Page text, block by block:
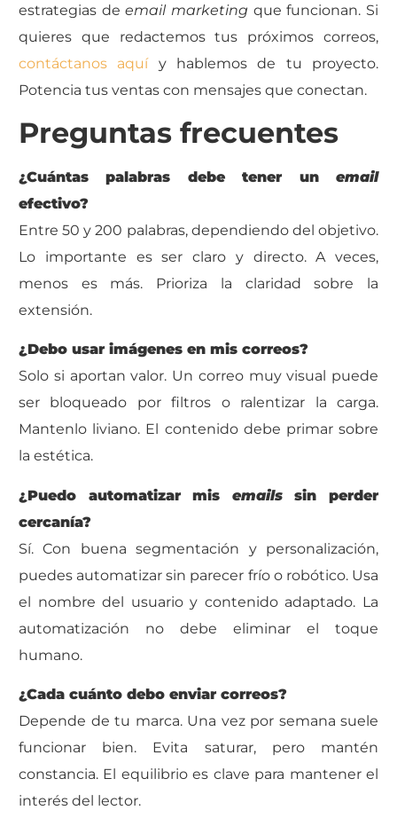
estrategias deemail marketing que funcionan. Si
quieres que redactemos tus próximos correos,
contáctanos aquíy hablemos de tu proyecto.
Potencia tus ventas con mensajes que conectan.
Preguntas frecuentes
¿Cuántas palabras debe tener un email
efectivo?
Entre 50 y 200 palabras, dependiendo del objetivo.
Lo importante es ser claro y directo. A veces,
menos es más. Prioriza la claridad sobre la
extensión.
¿Debo usar imágenes en mis correos?
Solo si aportan valor. Un correo muy visual puede
ser bloqueado por filtros o ralentizar la carga.
Mantenlo liviano. El contenido debe primar sobre
la estética.
¿Puedo automatizar mis emailssin perder
cercanía?
Sí. Con buena segmentación y personalización,
puedes automatizar sin parecer frío o robótico. Usa
el nombre del usuario y contenido adaptado. La
automatización no debe eliminar el toque
humano.
¿Cada cuánto debo enviar correos?
Depende de tu marca. Una vez por semana suele
funcionar bien. Evita saturar, pero mantén
constancia. El equilibrio es clave para mantener el
interés del lector.